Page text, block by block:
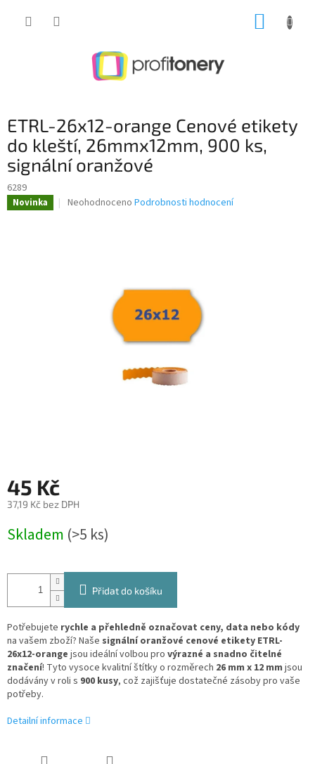
ETRL-26x12-orange Cenové etikety
do kleští, 26mmx12mm, 900 ks,
signální oranžové
6289
Novinka
Průměrné
Neohodnoceno Podrobnosti hodnocení
45 Kč
37,19 Kč bez DPH
cena:
Skladem (>5 ks)
Přidat do košíku
Potřebujete rychle a přehledně označovat ceny, data nebo kódy
na vašem zboží? Naše signální oranžové cenové etikety ETRL-
26x12-orange jsou ideální volbou pro výrazné a snadno čitelné
značení! Tyto vysoce kvalitní štítky o rozměrech 26 mm x 12 mm jsou
dodávány v roli s 900 kusy, což zajišťuje dostatečné zásoby pro vaše
potřeby.
Detailní informace